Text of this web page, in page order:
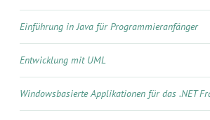
Einführung in Java für Programmieranfänger
Entwicklung mit UML
Windowsbasierte Applikationen für das .NET